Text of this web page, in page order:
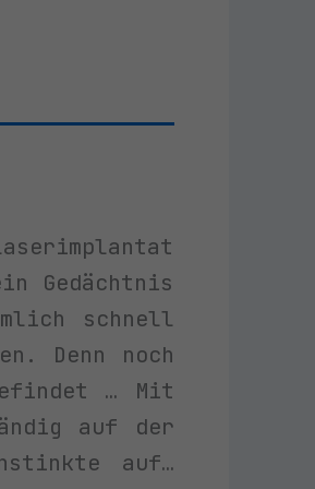
Gedächtnis
schnell
Denn noch
… Mit
auf der
auf…